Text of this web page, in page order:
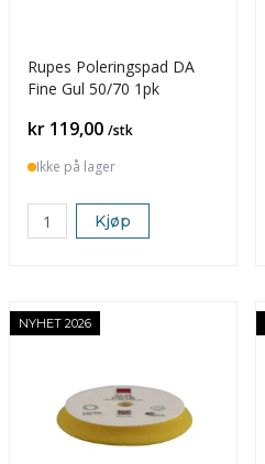
Rupes Poleringspad DA
Fine Gul 50/70 1pk
Pris
kr 119,00 /stk
Ikke på lager
Kjøp
NYHET 2026